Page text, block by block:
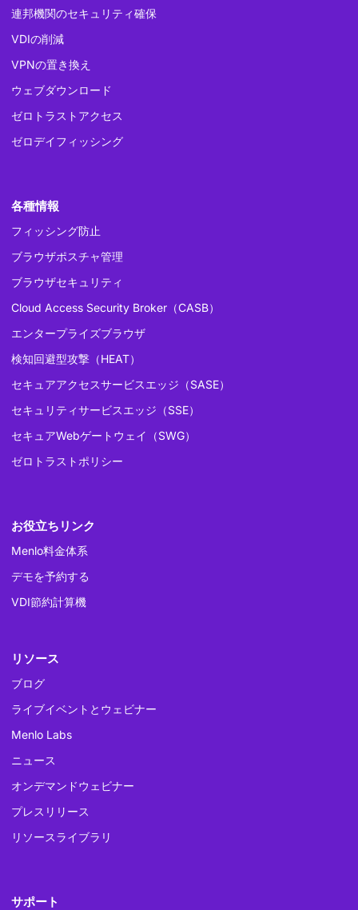
連邦機関のセキュリティ確保
VDIの削減
VPNの置き換え
ウェブダウンロード
ゼロトラストアクセス
ゼロデイフィッシング
各種情報
フィッシング防止
ブラウザポスチャ管理
ブラウザセキュリティ
Cloud Access Security Broker（CASB）
エンタープライズブラウザ
検知回避型攻撃（HEAT）
セキュアアクセスサービスエッジ（SASE）
セキュリティサービスエッジ（SSE）
セキュアWebゲートウェイ（SWG）
ゼロトラストポリシー
お役立ちリンク
Menlo料金体系
デモを予約する
VDI節約計算機
リソース
ブログ
ライブイベントとウェビナー
Menlo Labs
ニュース
オンデマンドウェビナー
プレスリリース
リソースライブラリ
サポート